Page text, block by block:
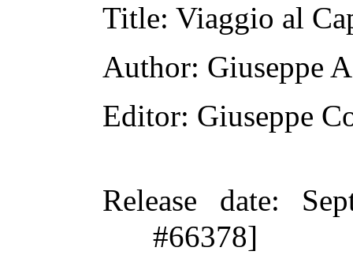
Title: Viaggio al
Author: Giuseppe
Editor: Giuseppe
Release date:
#66378]